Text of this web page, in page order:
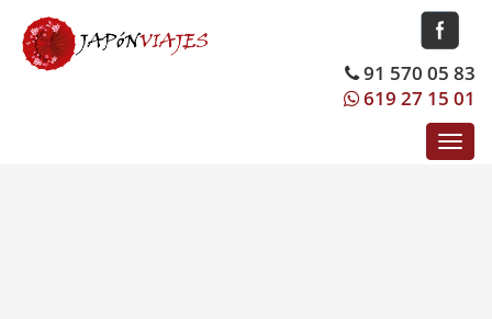
91 570 05 83
619 27 15 01